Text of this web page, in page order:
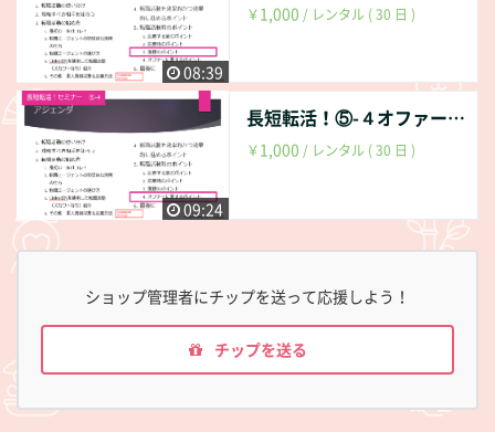
08:39
￥1,000 / レンタル ( 30 日 )
09:24
長短転活！⑤-４オファーに関するポイント
￥1,000 / レンタル ( 30 日 )
ショップ管理者にチップを送って応援しよう！
チップを送る